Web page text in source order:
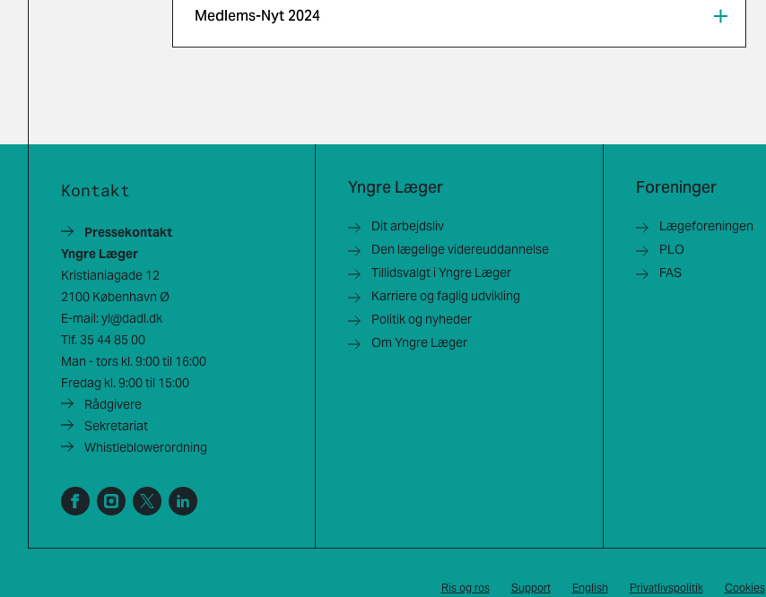
Medlems-Nyt 2024
Kontakt
Pressekontakt
Yngre Læger
Kristianiagade 12
2100 København Ø
E-mail: yl@dadl.dk
Tlf. 35 44 85 00
Man - tors kl. 9:00 til 16:00
Fredag kl. 9:00 til 15:00
Rådgivere
Sekretariat
Whistleblowerordning
Yngre Læger
Dit arbejdsliv
Den lægelige videreuddannelse
Tillidsvalgt i Yngre Læger
Karriere og faglig udvikling
Politik og nyheder
Om Yngre Læger
Foreninger
Lægeforeningen
PLO
FAS
Ris og ros Support English Privatlivspolitik Cookies